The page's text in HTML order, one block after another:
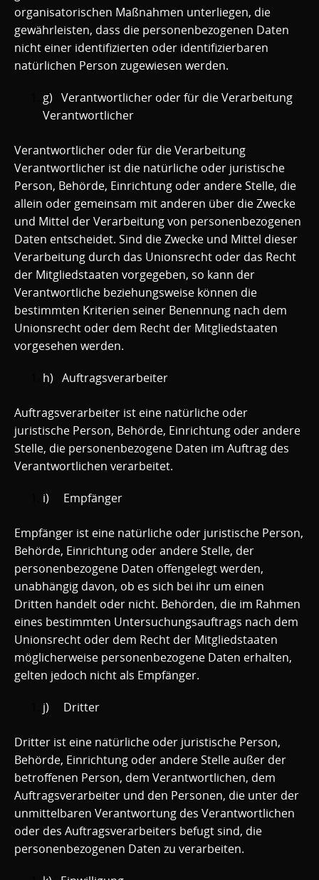
organisatorischen Maßnahmen unterliegen, die
gewährleisten, dass die personenbezogenen Daten
nicht einer identifizierten oder identifizierbaren
natürlichen Person zugewiesen werden.
g) Verantwortlicher oder für die Verarbeitung
Verantwortlicher
Verantwortlicher oder für die Verarbeitung
Verantwortlicher ist die natürliche oder juristische
Person, Behörde, Einrichtung oder andere Stelle, die
allein oder gemeinsam mit anderen über die Zwecke
und Mittel der Verarbeitung von personenbezogenen
Daten entscheidet. Sind die Zwecke und Mittel dieser
Verarbeitung durch das Unionsrecht oder das Recht
der Mitgliedstaaten vorgegeben, so kann der
Verantwortliche beziehungsweise können die
bestimmten Kriterien seiner Benennung nach dem
Unionsrecht oder dem Recht der Mitgliedstaaten
vorgesehen werden.
h) Auftragsverarbeiter
Auftragsverarbeiter ist eine natürliche oder
juristische Person, Behörde, Einrichtung oder andere
Stelle, die personenbezogene Daten im Auftrag des
Verantwortlichen verarbeitet.
i) Empfänger
Empfänger ist eine natürliche oder juristische Person,
Behörde, Einrichtung oder andere Stelle, der
personenbezogene Daten offengelegt werden,
unabhängig davon, ob es sich bei ihr um einen
Dritten handelt oder nicht. Behörden, die im Rahmen
eines bestimmten Untersuchungsauftrags nach dem
Unionsrecht oder dem Recht der Mitgliedstaaten
möglicherweise personenbezogene Daten erhalten,
gelten jedoch nicht als Empfänger.
j) Dritter
Dritter ist eine natürliche oder juristische Person,
Behörde, Einrichtung oder andere Stelle außer der
betroffenen Person, dem Verantwortlichen, dem
Auftragsverarbeiter und den Personen, die unter der
unmittelbaren Verantwortung des Verantwortlichen
oder des Auftragsverarbeiters befugt sind, die
personenbezogenen Daten zu verarbeiten.